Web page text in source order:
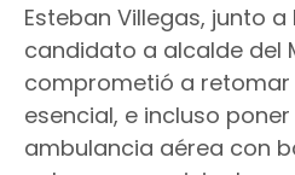
Esteban Villegas, junto a
candidato a alcalde del
comprometió a retomar
esencial, e incluso
ambulancia aérea con